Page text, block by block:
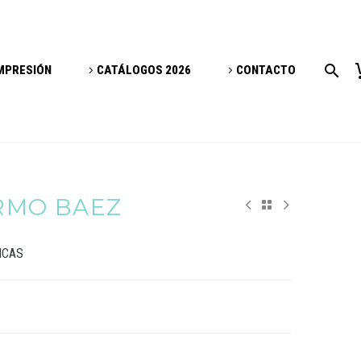
CATÁLOGOS 2026 CONTACTO
BAEZ